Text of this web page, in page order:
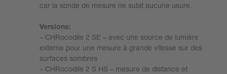
car la sonde de mesure ne subit aucune usure.
Versions:
– CHRocodile 2 SE – avec une source de lumière
externe pour une mesure à grande vitesse sur des
surfaces sombres
– CHRocodile 2 S HS – mesure de distance et